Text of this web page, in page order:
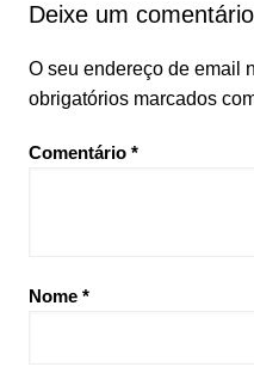
Deixe um comentário
O seu endereço de email
obrigatórios marcados
Comentário *
Nome *